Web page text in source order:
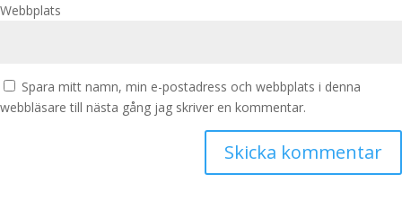
Webbplats
Spara mitt namn, min e-postadress och webbplats i denna
webbläsare till nästa gång jag skriver en kommentar.